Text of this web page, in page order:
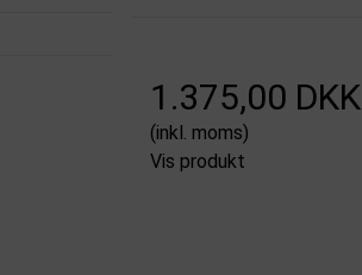
1.375,00 DKK
(inkl. moms)
Vis produkt